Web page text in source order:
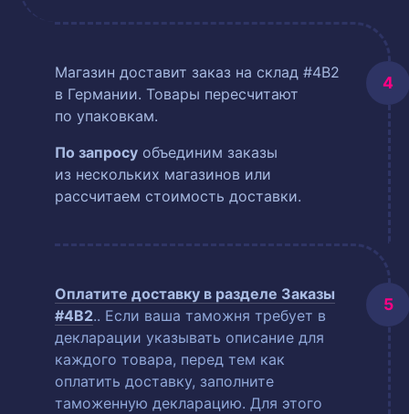
Магазин доставит заказ на склад #4B2
в Германии. Товары пересчитают
по упаковкам.
По запросу объединим заказы
из нескольких магазинов или
рассчитаем стоимость доставки.
Оплатите доставку в разделе Заказы
#4B2.. Если ваша таможня требует в
декларации указывать описание для
каждого товара, перед тем как
оплатить доставку, заполните
таможенную декларацию. Для этого